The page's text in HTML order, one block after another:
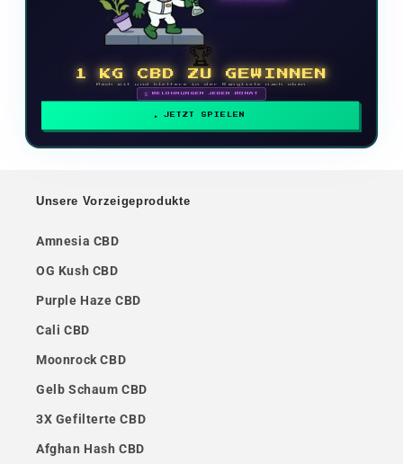
🏆
1 KG CBD ZU GEWINNEN
Mach mit und klettere in der Rangliste nach oben
🗓 BELOHNUNGEN JEDEN MONAT
JETZT SPIELEN
Unsere Vorzeigeprodukte
Amnesia CBD
OG Kush CBD
Purple Haze CBD
Cali CBD
Moonrock CBD
Gelb Schaum CBD
3X Gefilterte CBD
Afghan Hash CBD